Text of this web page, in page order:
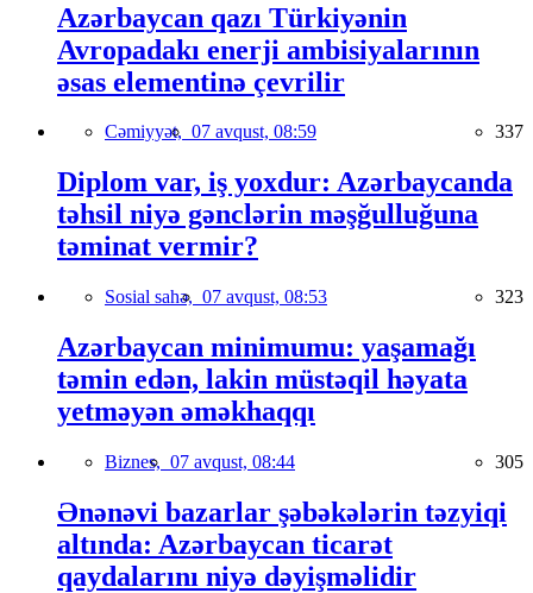
Azərbaycan qazı Türkiyənin
Avropadakı enerji ambisiyalarının
əsas elementinə çevrilir
Cəmiyyət, 07 avqust, 08:59 337
Diplom var, iş yoxdur: Azərbaycanda
təhsil niyə gənclərin məşğulluğuna
təminat vermir?
Sosial sahə, 07 avqust, 08:53 323
Azərbaycan minimumu: yaşamağı
təmin edən, lakin müstəqil həyata
yetməyən əməkhaqqı
Biznes, 07 avqust, 08:44 305
Ənənəvi bazarlar şəbəkələrin təzyiqi
altında: Azərbaycan ticarət
qaydalarını niyə dəyişməlidir